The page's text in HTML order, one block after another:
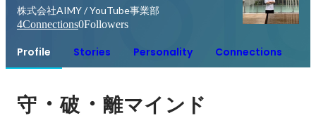
株式会社AIMY / YouTube事業部
4Connections0Followers
Profile Stories Personality Connections
守 ・破・離マインド